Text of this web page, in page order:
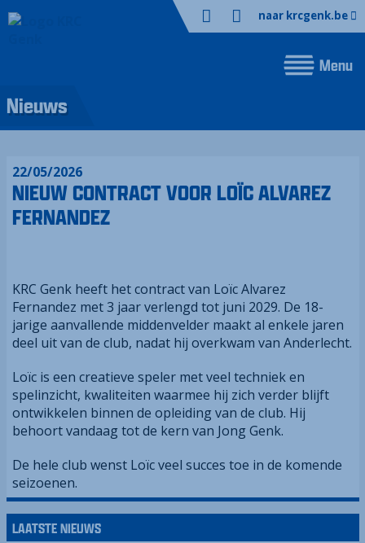
naar krcgenk.be
Menu
Nieuws
22/05/2026
NIEUW CONTRACT VOOR LOÏC ALVAREZ
FERNANDEZ
KRC Genk heeft het contract van Loïc Alvarez
Fernandez met 3 jaar verlengd tot juni 2029. De 18-
jarige aanvallende middenvelder maakt al enkele jaren
deel uit van de club, nadat hij overkwam van Anderlecht.
Loïc is een creatieve speler met veel techniek en
spelinzicht, kwaliteiten waarmee hij zich verder blijft
ontwikkelen binnen de opleiding van de club. Hij
behoort vandaag tot de kern van Jong Genk.
De hele club wenst Loïc veel succes toe in de komende
seizoenen.
LAATSTE NIEUWS